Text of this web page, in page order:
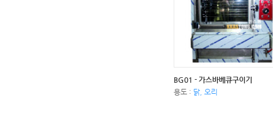
BG01 - 가스바베큐구이기
용도 : 닭, 오리